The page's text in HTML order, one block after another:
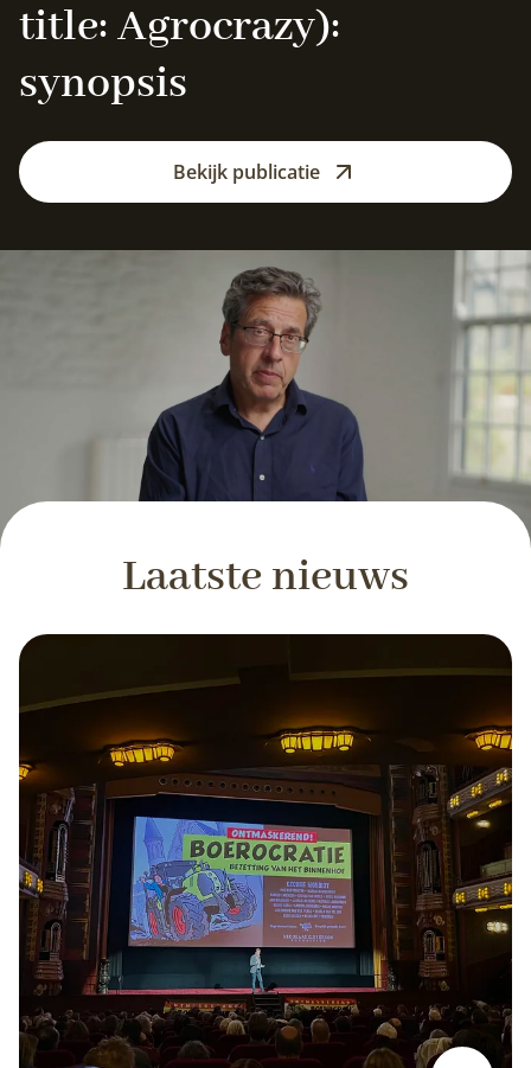
title: Agrocrazy):
synopsis
Bekijk publicatie
Laatste nieuws